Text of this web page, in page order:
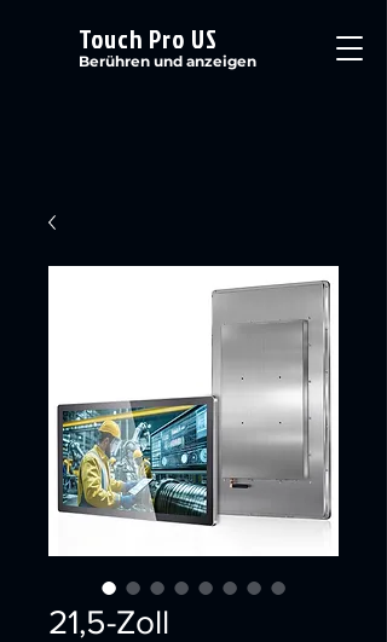
Touch Pro US
Berühren und anzeigen
21,5-Zoll